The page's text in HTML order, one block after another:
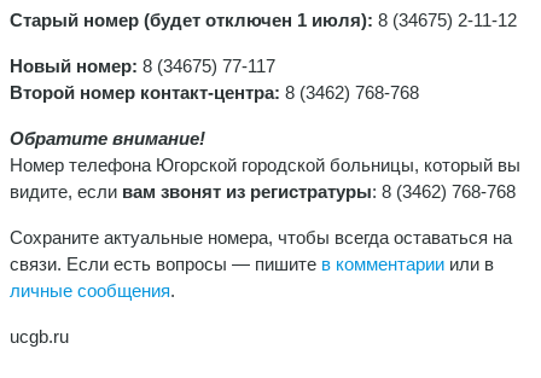
Старый номер (будет отключен 1 июля): 8 (34675) 2-11-12
Новый номер: 8 (34675) 77-117
Второй номер контакт-центра: 8 (3462) 768-768
Обратите внимание!
Номер телефона Югорской городской больницы, который вы
видите, если вам звонят из регистратуры: 8 (3462) 768-768
Сохраните актуальные номера, чтобы всегда оставаться на
связи. Если есть вопросы — пишите в комментарии или в
личные сообщения.
ucgb.ru